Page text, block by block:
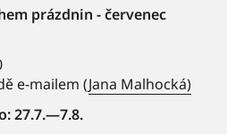
prázdnin - červenec
e-mailem (Jana Malhocká)
27.7.—7.8.